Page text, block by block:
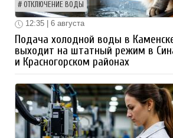
ОТКЛЮЧЕНИЕ ВОДЫ
12:35 | 6 августа
Подача холодной воды в
выходит на штатный режим в
и Красногорском районах